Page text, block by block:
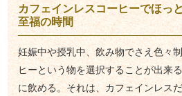
カフェインレスコーヒーでほっ
至福の時間
妊娠中や授乳中、飲み物でさえ色々
ヒーという物を選択することが出来
に飲める。それは、カフェインレス